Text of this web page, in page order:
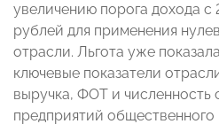
увеличению порога дохода с
рублей для применения
отрасли. Льгота уже
ключевые показатели
выручка, ФОТ и численность
предприятий общественного